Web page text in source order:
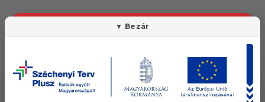
HÍRLEVÉL FELIRATKOZÁS